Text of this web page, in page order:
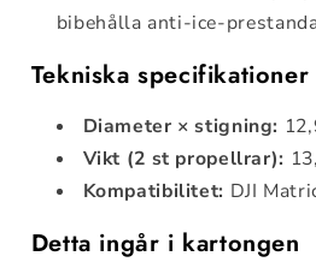
bibehålla anti-ice-
Tekniska specifikationer
Diameter × stigning:
Vikt (2 st propellrar):
Kompatibilitet: DJI
Detta ingår i kartongen